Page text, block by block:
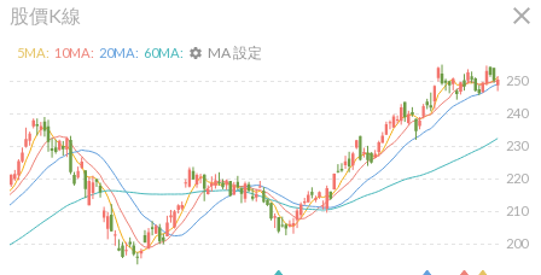
股價K線 close
200
210
220
230
240
250
5MA: 10MA: 20MA: 60MA: settings MA 設定